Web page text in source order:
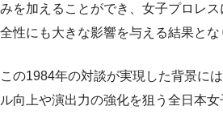
みを加えることができ、女子プロレ
全性にも大きな影響を与える結果とな
この1984年の対談が実現した背景に
ル向上や演出力の強化を狙う全日本